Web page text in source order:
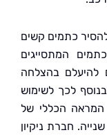
קשים
בהצלחה
לשימוש
של
ניקיון